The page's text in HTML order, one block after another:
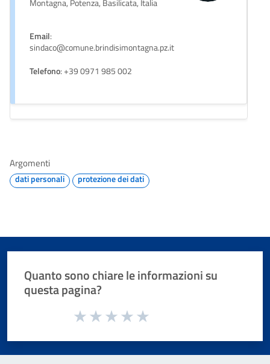
Montagna, Potenza, Basilicata, Italia
Email:
sindaco@comune.brindisimontagna.pz.it
Telefono: +39 0971 985 002
Argomenti
dati personali protezione dei dati
Quanto sono chiare le informazioni su
questa pagina?
Valuta da 1 a 5 stelle la pagina